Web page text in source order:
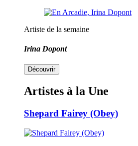
Artiste de la semaine
Irina Dopont
Découvrir
Artistes à la Une
Shepard Fairey (Obey)